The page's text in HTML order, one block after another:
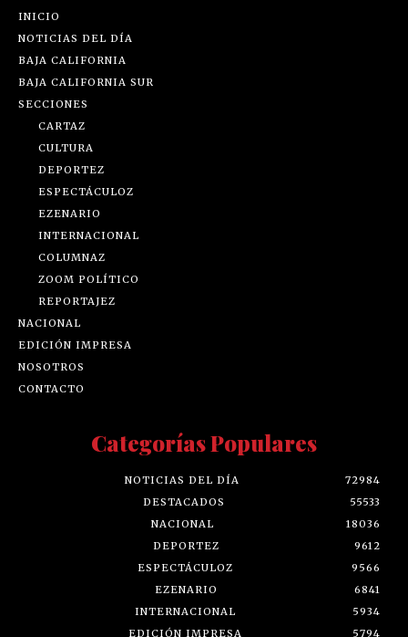
INICIO
NOTICIAS DEL DÍA
BAJA CALIFORNIA
BAJA CALIFORNIA SUR
SECCIONES
CARTAZ
CULTURA
DEPORTEZ
ESPECTÁCULOZ
EZENARIO
INTERNACIONAL
COLUMNAZ
ZOOM POLÍTICO
REPORTAJEZ
NACIONAL
EDICIÓN IMPRESA
NOSOTROS
CONTACTO
Categorías Populares
NOTICIAS DEL DÍA
72984
DESTACADOS
55533
NACIONAL
18036
DEPORTEZ
9612
ESPECTÁCULOZ
9566
EZENARIO
6841
INTERNACIONAL
5934
EDICIÓN IMPRESA
5794